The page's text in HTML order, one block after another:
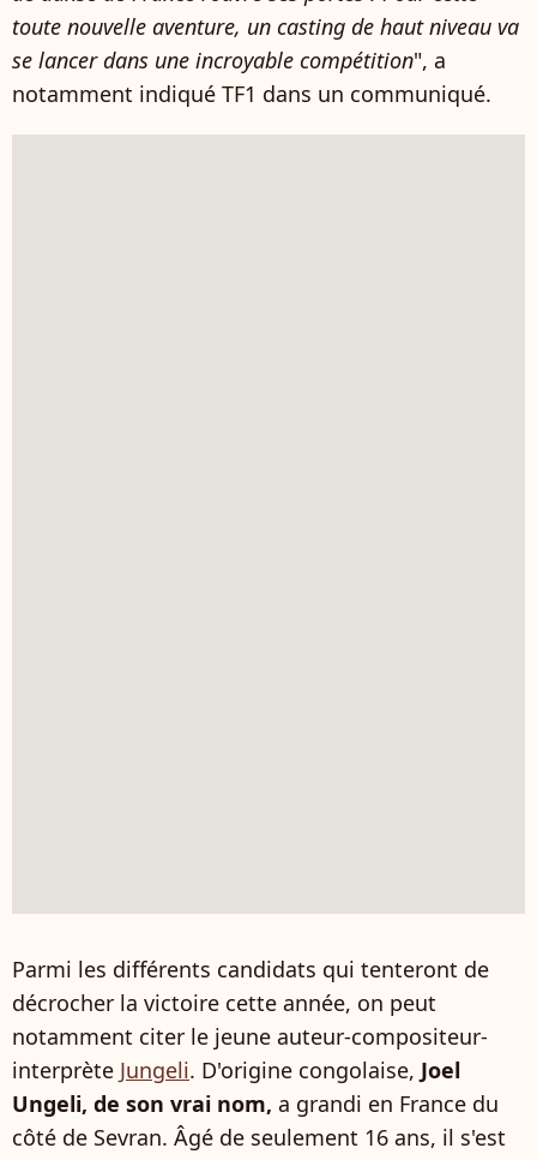
toute nouvelle aventure, un casting de haut niveau va
se lancer dans une incroyable compétition", a
notamment indiqué TF1 dans un communiqué.
Parmi les différents candidats qui tenteront de
décrocher la victoire cette année, on peut
notamment citer le jeune auteur-compositeur-
interprète Jungeli. D'origine congolaise, Joel
Ungeli, de son vrai nom, a grandi en France du
côté de Sevran. Âgé de seulement 16 ans, il s'est